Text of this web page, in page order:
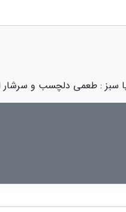
سبز : طعمی دلچسب و سرشار